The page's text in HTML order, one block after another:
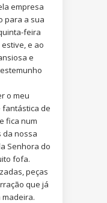
empresa
para a sua
feira
e ao
e
o meu
de
fica num
da nossa
Senhora do
fofa.
peças
que já
madeira.